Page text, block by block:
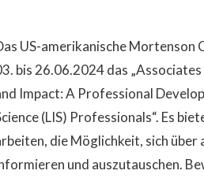
US-amerikanische
bis 26.06.2024 das
Impact: A Professional
(LIS) Professionals“. Es
die Möglichkeit, sich über
und auszutauschen.